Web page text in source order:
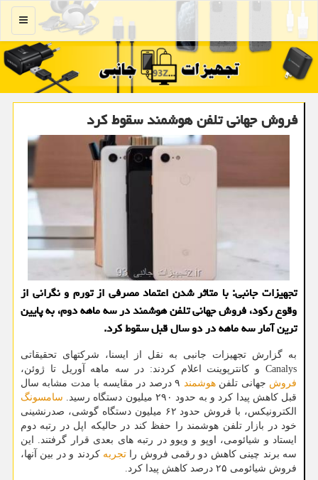
منو
فروش جهانی تلفن هوشمند سقوط کرد
تجهیزات جانبی: با متاثر شدن اعتماد مصرفی از تورم و نگرانی از
وقوع رکود، فروش جهانی تلفن هوشمند در سه ماهه دوم، به پایین
ترین آمار سه ماهه در دو سال قبل سقوط کرد.
به گزارش تجهیزات جانبی به نقل از ایسنا، شرکتهای تحقیقاتی
Canalys و کانترپوینت اعلام کردند: در سه ماهه آوریل تا ژوئن،
فروش جهانی تلفنهوشمند
۹ درصد در مقایسه با مدت مشابه سال
قبل کاهش پیدا کرد و به حدود ۲۹۰ میلیون دستگاه رسید.
سامسونگ
الکترونیکس، با فروش حدود ۶۲ میلیون دستگاه گوشی، صدرنشینی
خود در بازار تلفن هوشمند را حفظ کند در حالیکه اپل در رتبه دوم
ایستاد و شیائومی، اوپو و ویوو در رتبه های بعدی قرار گرفتند. این
سه برند چینی کاهش دو رقمی فروش راتجربه کردند و در بین آنها،
فروش شیائومی ۲۵ درصد کاهش پیدا کرد.